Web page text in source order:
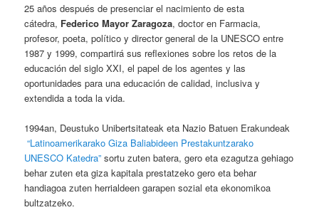
25 años después de presenciar el nacimiento de esta
cátedra, Federico Mayor Zaragoza, doctor en Farmacia,
profesor, poeta, político y director general de la UNESCO entre
1987 y 1999, compartirá sus reflexiones sobre los retos de la
educación del siglo XXI, el papel de los agentes y las
oportunidades para una educación de calidad, inclusiva y
extendida a toda la vida.
1994an, Deustuko Unibertsitateak eta Nazio Batuen Erakundeak
“Latinoamerikarako Giza Baliabideen Prestakuntzarako
UNESCO Katedra” sortu zuten batera, gero eta ezagutza gehiago
behar zuten eta giza kapitala prestatzeko gero eta behar
handiagoa zuten herrialdeen garapen sozial eta ekonomikoa
bultzatzeko.